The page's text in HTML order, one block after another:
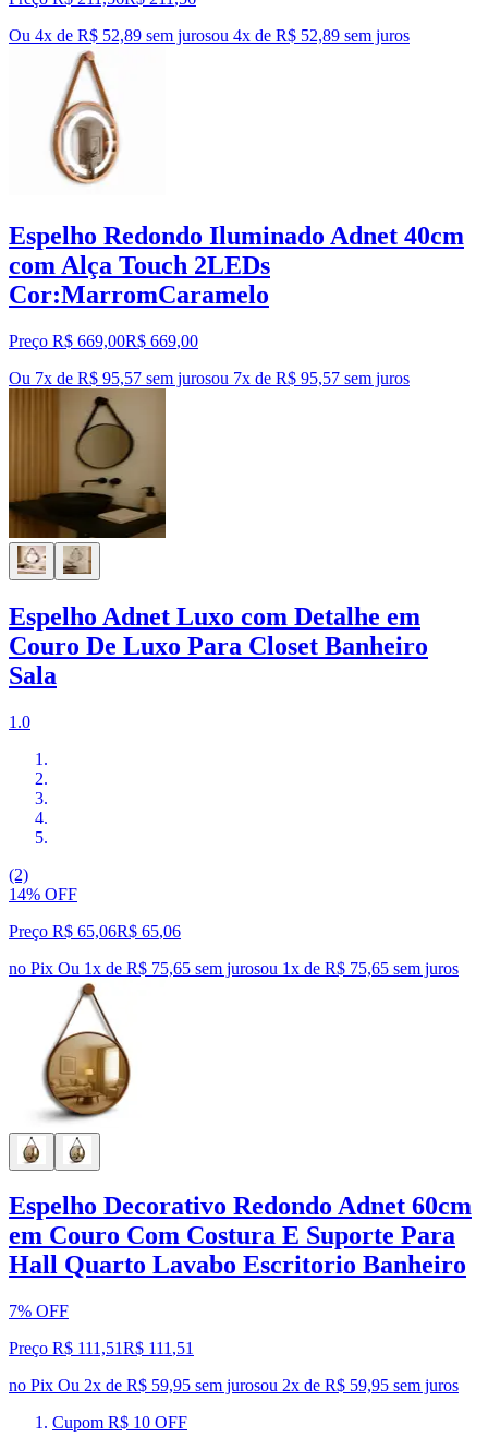
Ou 4x de R$ 52,89 sem jurosou 4x de R$ 52,89 sem juros
Espelho Redondo Iluminado Adnet 40cm
com Alça Touch 2LEDs
Cor:MarromCaramelo
Preço R$ 669,00R$ 669,00
Ou 7x de R$ 95,57 sem jurosou 7x de R$ 95,57 sem juros
Espelho Adnet Luxo com Detalhe em
Couro De Luxo Para Closet Banheiro
Sala
1.0
(2)
14% OFF
Preço R$ 65,06R$ 65,06
no Pix Ou 1x de R$ 75,65 sem jurosou 1x de R$ 75,65 sem juros
Espelho Decorativo Redondo Adnet 60cm
em Couro Com Costura E Suporte Para
Hall Quarto Lavabo Escritorio Banheiro
7% OFF
Preço R$ 111,51R$ 111 ,51
no Pix Ou 2x de R$ 59,95 sem jurosou 2x de R$ 59,95 sem juros
Cupom R$ 10 OFF